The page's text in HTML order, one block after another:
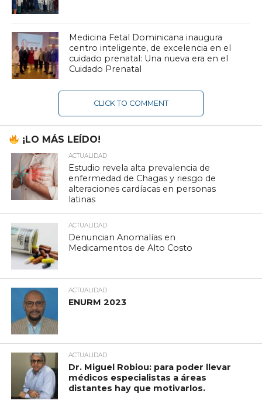
Medicina Fetal Dominicana inaugura
centro inteligente, de excelencia en el
cuidado prenatal: Una nueva era en el
Cuidado Prenatal
CLICK TO COMMENT
¡LO MÁS LEÍDO!
ACTUALIDAD
Estudio revela alta prevalencia de
enfermedad de Chagas y riesgo de
alteraciones cardíacas en personas
latinas
ACTUALIDAD
Denuncian Anomalías en
Medicamentos de Alto Costo
ACTUALIDAD
ENURM 2023
ACTUALIDAD
Dr. Miguel Robiou: para poder llevar
médicos especialistas a áreas
distantes hay que motivarlos.